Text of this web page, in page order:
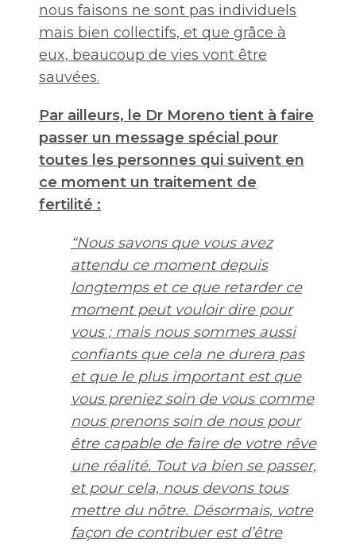
nous faisons ne sont pas individuels
mais bien collectifs, et que grâce à
eux, beaucoup de vies vont être
sauvées.
Par ailleurs, le Dr Moreno tient à faire
passer un message spécial pour
toutes les personnes qui suivent en
ce moment un traitement de
fertilité :
“Nous savons que vous avez
attendu ce moment depuis
longtemps et ce que retarder ce
moment peut vouloir dire pour
vous ; mais nous sommes aussi
confiants que cela ne durera pas
et que le plus important est que
vous preniez soin de vous comme
nous prenons soin de nous pour
être capable de faire de votre rêve
une réalité. Tout va bien se passer,
et pour cela, nous devons tous
mettre du nôtre. Désormais, votre
façon de contribuer est d’être